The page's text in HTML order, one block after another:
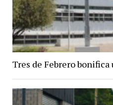
Tres de Febrero